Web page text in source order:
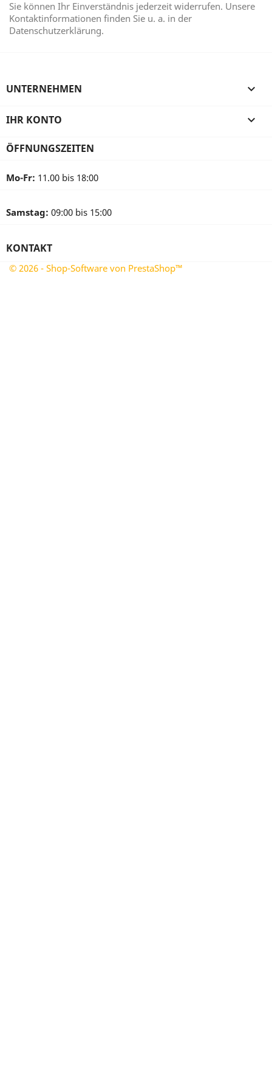
Sie können Ihr Einverständnis jederzeit widerrufen. Unsere
Kontaktinformationen finden Sie u. a. in der
Datenschutzerklärung.
UNTERNEHMEN 
IHR KONTO 
ÖFFNUNGSZEITEN
Mo-Fr: 11.00 bis 18:00
Samstag: 09:00 bis 15:00
KONTAKT
© 2026 - Shop-Software von PrestaShop™